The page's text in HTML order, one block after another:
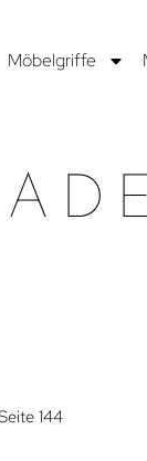
Möbelgriffe
144